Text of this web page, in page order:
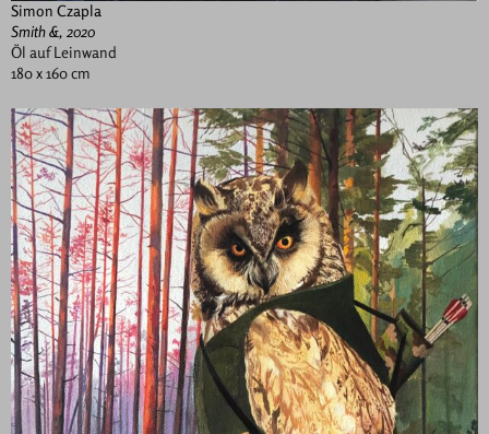
Simon Czapla
Smith &, 2020
Öl auf Leinwand
180 x 160 cm